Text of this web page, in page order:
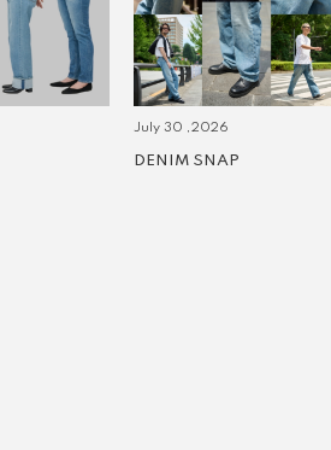
July 30 ,2026
DENIM SNAP